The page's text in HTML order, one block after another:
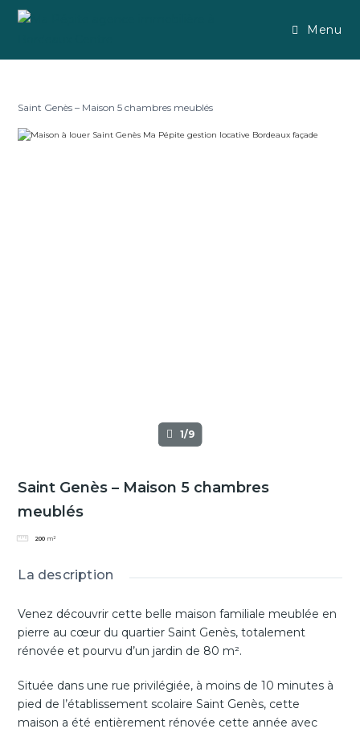
Menu
Saint Genès – Maison 5 chambres meublés
1/9
Saint Genès – Maison 5 chambres
meublés
200 m²
La description
Venez découvrir cette belle maison familiale meublée en
pierre au cœur du quartier Saint Genès, totalement
rénovée et pourvu d’un jardin de 80 m².
Située dans une rue privilégiée, à moins de 10 minutes à
pied de l’établissement scolaire Saint Genès, cette
maison a été entièrement rénovée cette année avec